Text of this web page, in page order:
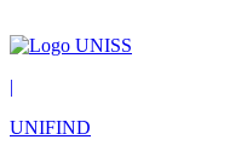
|
UNIFIND